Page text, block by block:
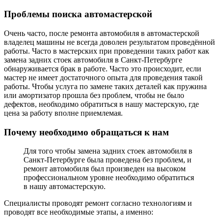
Проблемы поиска автомастерской
Очень часто, после ремонта автомобиля в автомастерской
владелец машины не всегда доволен результатом проведённой
работы. Часто в мастерских при проведении таких работ как
замена задних стоек автомобиля в Санкт-Петербурге
обнаруживается брак в работе. Часто это происходит, если
мастер не имеет достаточного опыта для проведения такой
работы. Чтобы услуга по замене таких деталей как пружина
или амортизатор прошла без проблем, чтобы не было
дефектов, необходимо обратиться в нашу мастерскую, где
цена за работу вполне приемлемая.
Почему необходимо обращаться к нам
Для того чтобы замена задних стоек автомобиля в
Санкт-Петербурге была проведена без проблем, и
ремонт автомобиля был произведен на высоком
профессиональном уровне необходимо обратиться
в нашу автомастерскую.
Специалисты проводят ремонт согласно технологиям и
проводят все необходимые этапы, а именно: